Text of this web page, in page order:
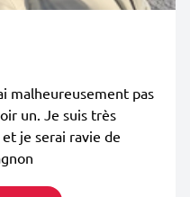
malheureusement pas
un. Je suis très
je serai ravie de